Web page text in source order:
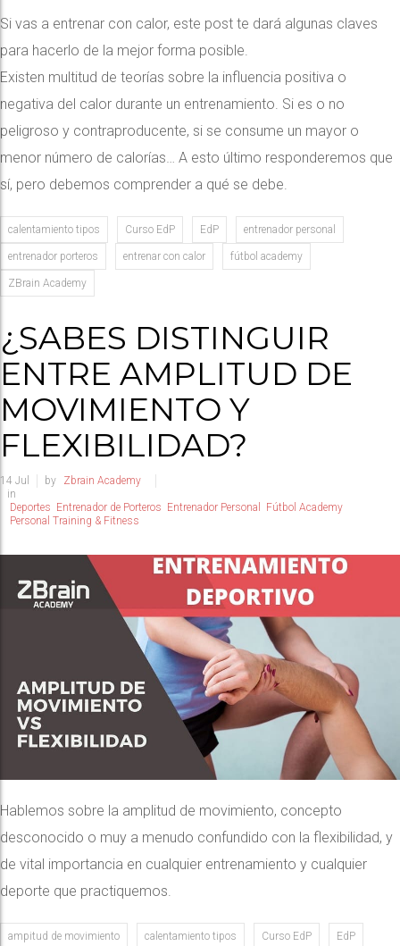
Si vas a entrenar con calor, este post te dará algunas claves
para hacerlo de la mejor forma posible.
Existen multitud de teorías sobre la influencia positiva o
negativa del calor durante un entrenamiento. Si es o no
peligroso y contraproducente, si se consume un mayor o
menor número de calorías… A esto último responderemos que
sí, pero debemos comprender a qué se debe.
calentamiento tipos Curso EdP EdP entrenador personal
entrenador porteros entrenar con calor fútbol academy
ZBrain Academy
¿SABES DISTINGUIR
ENTRE AMPLITUD DE
MOVIMIENTO Y
FLEXIBILIDAD?
14 Jul by
Zbrain Academy
in
Deportes Entrenador de Porteros Entrenador Personal
Fútbol Academy
Personal Training & Fitness
Hablemos sobre la amplitud de movimiento, concepto
desconocido o muy a menudo confundido con la flexibilidad, y
de vital importancia en cualquier entrenamiento y cualquier
deporte que practiquemos.
ampitud de movimiento calentamiento tipos Curso EdP EdP